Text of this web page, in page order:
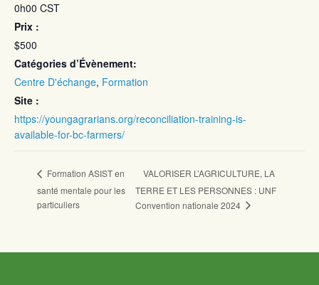
0h00 CST
Prix :
$500
Catégories d’Évènement:
Centre D'échange, Formation
Site :
https://youngagrarians.org/reconciliation-training-is-
available-for-bc-farmers/
Formation ASIST en
santé mentale pour les
particuliers
VALORISER L’AGRICULTURE, LA
TERRE ET LES PERSONNES : UNF
Convention nationale 2024